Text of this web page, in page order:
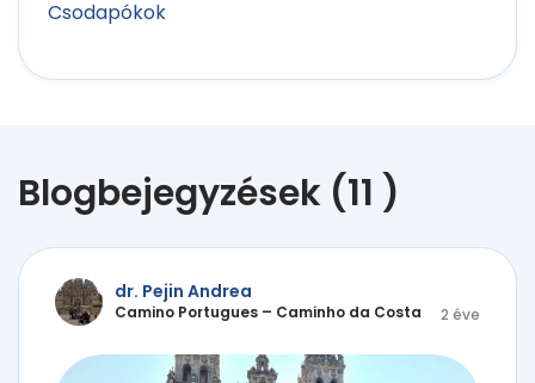
Csodapókok
Blogbejegyzések (11 )
dr. Pejin Andrea
Camino Portugues – Caminho da Costa 2 éve